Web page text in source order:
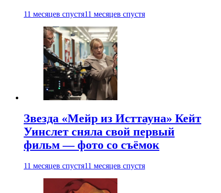
11 месяцев спустя11 месяцев спустя
Звезда «Мейр из Исттауна» Кейт
Уинслет сняла свой первый
фильм — фото со съёмок
11 месяцев спустя11 месяцев спустя